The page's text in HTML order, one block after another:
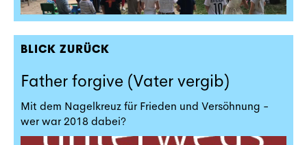
BLICK ZURÜCK
Father forgive (Vater vergib)
Mit dem Nagelkreuz für Frieden und Versöhnung -
wer war 2018 dabei?